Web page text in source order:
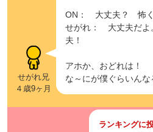
せがれ兄
４歳9ヶ月
ON： 大丈夫？ 怖く
せがれ： 大丈夫だよ
夫！
アホか、おどれは！
な～にが僕ぐらいんな
ランキングに